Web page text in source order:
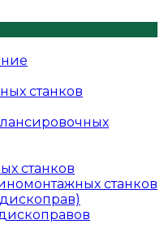
станков
станков
станков